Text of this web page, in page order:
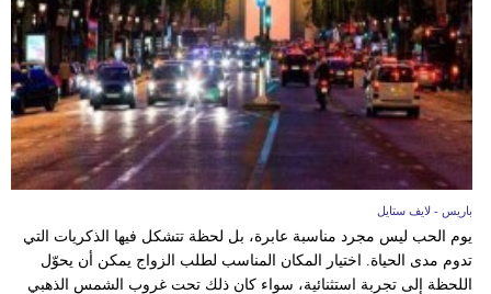
باريس - لايف ستايل
يوم الحب ليس مجرد مناسبة عابرة، بل لحظة تتشكل فيها الذكريات التي
تدوم مدى الحياة. اختيار المكان المناسب لطلب الزواج يمكن أن يحوّل
اللحظة إلى تجربة استثنائية، سواء كان ذلك تحت غروب الشمس الذهبي